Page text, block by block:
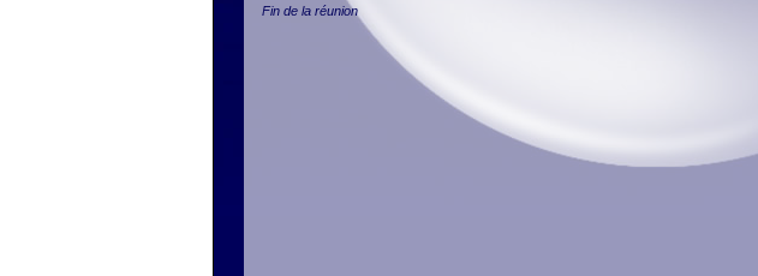
Fin de la réunion